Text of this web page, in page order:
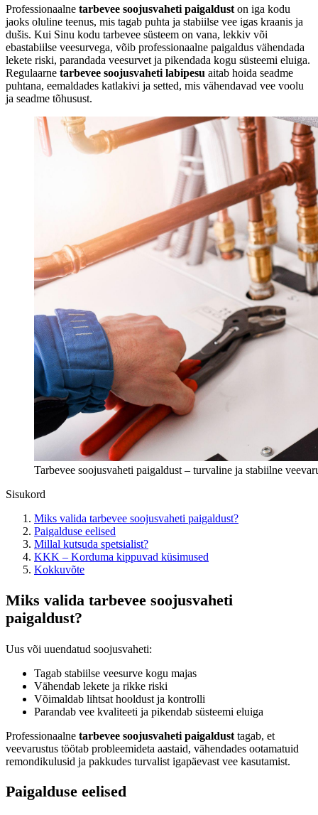
Professionaalne tarbevee soojusvaheti paigalduston iga kodu
jaoks oluline teenus, mis tagab puhta ja stabiilse vee igas kraanis ja
dušis. Kui Sinu kodu tarbevee süsteem on vana, lekkiv või
ebastabiilse veesurvega, võib professionaalne paigaldus vähendada
lekete riski, parandada veesurvet ja pikendada kogu süsteemi eluiga.
Regulaarne tarbevee soojusvaheti labipesu aitab hoida seadme
puhtana, eemaldades katlakivi ja setted, mis vähendavad vee voolu
ja seadme tõhusust.
Tarbevee soojusvaheti paigaldust – turvaline ja stabiilne
Sisukord
Miks valida tarbevee soojusvaheti paigaldust?
Paigalduse eelised
Millal kutsuda spetsialist?
KKK – Korduma kippuvad küsimused
Kokkuvõte
Miks valida tarbevee soojusvaheti
paigaldust?
Uus või uuendatud soojusvaheti:
Tagab stabiilse veesurve kogu majas
Vähendab lekete ja rikke riski
Võimaldab lihtsat hooldust ja kontrolli
Parandab vee kvaliteeti ja pikendab süsteemi eluiga
Professionaalne tarbevee soojusvaheti paigaldust tagab, et
veevarustus töötab probleemideta aastaid, vähendades ootamatuid
remondikulusid ja pakkudes turvalist igapäevast vee kasutamist.
Paigalduse eelised